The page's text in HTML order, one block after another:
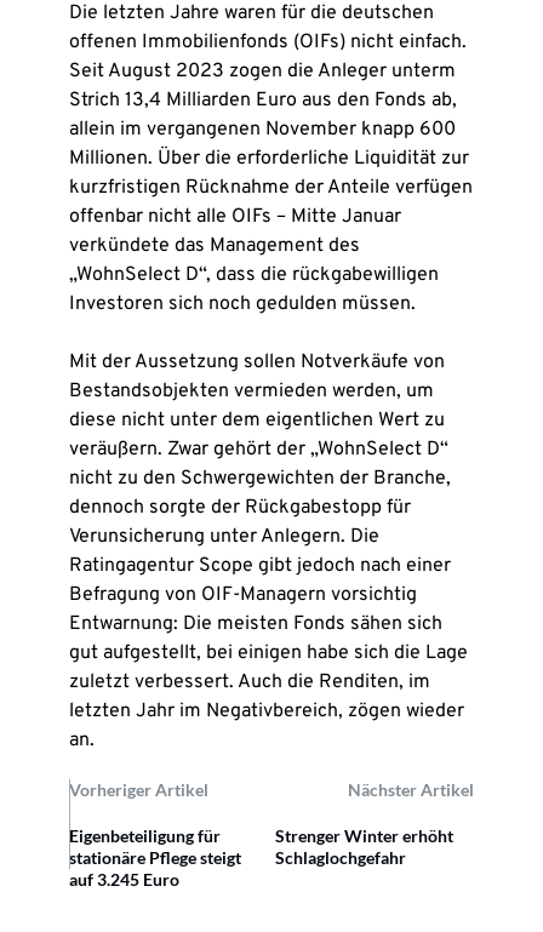
Die letzten Jahre waren für die deutschen
offenen Immobilienfonds (OIFs) nicht einfach.
Seit August 2023 zogen die Anleger unterm
Strich 13,4 Milliarden Euro aus den Fonds ab,
allein im vergangenen November knapp 600
Millionen. Über die erforderliche Liquidität zur
kurzfristigen Rücknahme der Anteile verfügen
offenbar nicht alle OIFs – Mitte Januar
verkündete das Management des
„WohnSelect D“, dass die rückgabewilligen
Investoren sich noch gedulden müssen.
Mit der Aussetzung sollen Notverkäufe von
Bestandsobjekten vermieden werden, um
diese nicht unter dem eigentlichen Wert zu
veräußern. Zwar gehört der „WohnSelect D“
nicht zu den Schwergewichten der Branche,
dennoch sorgte der Rückgabestopp für
Verunsicherung unter Anlegern. Die
Ratingagentur Scope gibt jedoch nach einer
Befragung von OIF-Managern vorsichtig
Entwarnung: Die meisten Fonds sähen sich
gut aufgestellt, bei einigen habe sich die Lage
zuletzt verbessert. Auch die Renditen, im
letzten Jahr im Negativbereich, zögen wieder
an.
Vorheriger Artikel Nächster Artikel
Eigenbeteiligung für
stationäre Pflege steigt
auf 3.245 Euro
Strenger Winter erhöht
Schlaglochgefahr